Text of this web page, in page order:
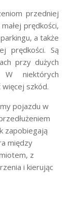
przedniej
prędkości,
a także
prędkości. Są
przy dużych
W niektórych
szkód.
pojazdu w
zapobiegają
między
z
i kierując